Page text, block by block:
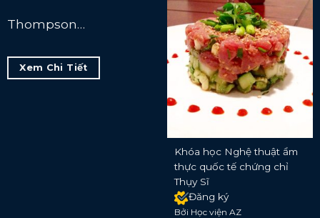
Thompson…
Xem Chi Tiết
Khóa học Nghệ thuật ẩm
thực quốc tế chứng chỉ
Thụy Sĩ
Đăng ký
Bởi Học viện AZ